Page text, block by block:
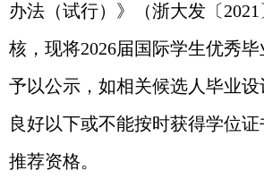
办法（试行）》（浙大发〔2021
核，现将2026届国际学生优秀
予以公示，如相关候选人毕业
良好以下或不能按时获得学位
推荐资格。